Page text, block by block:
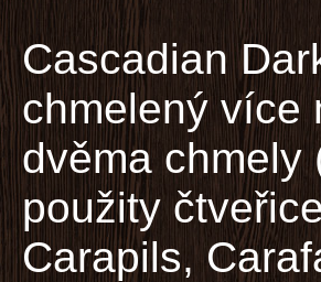
Cascadian
chmelený více
dvěma chmely
použity
Carapils,